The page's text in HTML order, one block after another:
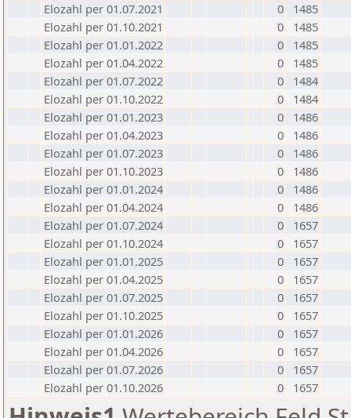
Elozahl per 01.07.2021
0
1485
Elozahl per 01.10.2021
0
1485
Elozahl per 01.01.2022
0
1485
Elozahl per 01.04.2022
0
1485
Elozahl per 01.07.2022
0
1484
Elozahl per 01.10.2022
0
1484
Elozahl per 01.01.2023
0
1486
Elozahl per 01.04.2023
0
1486
Elozahl per 01.07.2023
0
1486
Elozahl per 01.10.2023
0
1486
Elozahl per 01.01.2024
0
1486
Elozahl per 01.04.2024
0
1486
Elozahl per 01.07.2024
0
1657
Elozahl per 01.10.2024
0
1657
Elozahl per 01.01.2025
0
1657
Elozahl per 01.04.2025
0
1657
Elozahl per 01.07.2025
0
1657
Elozahl per 01.10.2025
0
1657
Elozahl per 01.01.2026
0
1657
Elozahl per 01.04.2026
0
1657
Elozahl per 01.07.2026
0
1657
Elozahl per 01.10.2026
0 1657